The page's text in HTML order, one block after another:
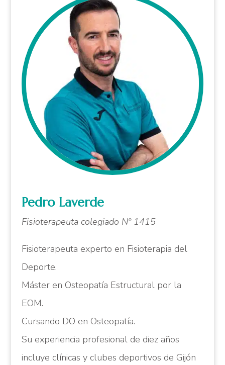
Pedro Laverde
Fisioterapeuta colegiado Nº 1415
Fisioterapeuta experto en Fisioterapia del
Deporte.
Máster en Osteopatía Estructural por la
EOM.
Cursando DO en Osteopatía.
Su experiencia profesional de diez años
incluye clínicas y clubes deportivos de Gijón